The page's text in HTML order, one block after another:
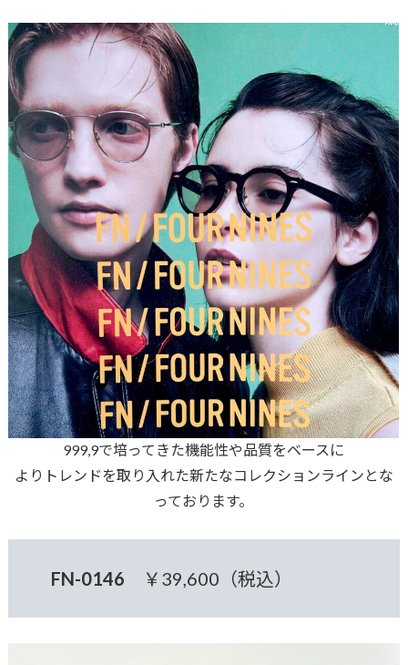
999,9で培ってきた機能性や品質をベースに
よりトレンドを取り入れた新たなコレクションラインとな
っております。
FN-0146 ￥39,600（税込）